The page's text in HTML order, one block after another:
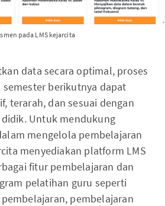
pada LMS kejarcita
data secara optimal, proses
berikutnya dapat
terarah, dan sesuai dengan
Untuk mendukung
mengelola pembelajaran
menyediakan platform LMS
fitur pembelajaran dan
pelatihan guru seperti
pembelajaran